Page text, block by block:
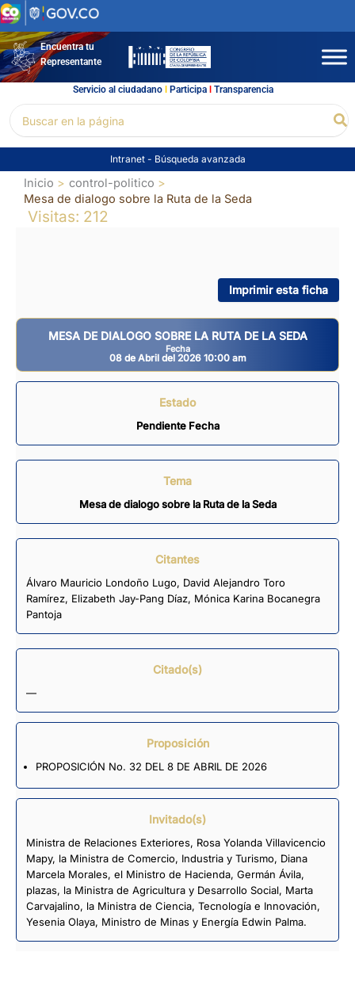
Ir
al
contenidoEncuentra tu
Representante
Servicio al ciudadano l Participal Transparencia
por:
Intranet - Búsqueda avanzada
Inicio
control-politico
Mesa de dialogo sobre la Ruta de la Seda
Visitas: 212
Imprimir esta ficha
MESA DE DIALOGO SOBRE LA RUTA DE LA SEDA
Fecha
08 de Abril del 2026 10:00 am
Estado
Pendiente Fecha
Tema
Mesa de dialogo sobre la Ruta de la Seda
Citantes
Álvaro Mauricio Londoño Lugo, David Alejandro Toro
Ramírez, Elizabeth Jay-Pang Díaz, Mónica Karina Bocanegra
Pantoja
Citado(s)
—
Proposición
PROPOSICIÓN No. 32 DEL 8 DE ABRIL DE 2026
Invitado(s)
Ministra de Relaciones Exteriores, Rosa Yolanda Villavicencio
Mapy, la Ministra de Comercio, Industria y Turismo, Diana
Marcela Morales, el Ministro de Hacienda, Germán Ávila,
plazas, la Ministra de Agricultura y Desarrollo Social, Marta
Carvajalino, la Ministra de Ciencia, Tecnología e Innovación,
Yesenia Olaya, Ministro de Minas y Energía Edwin Palma.